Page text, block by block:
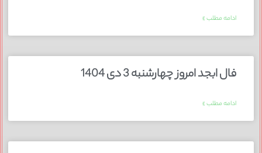
ادامه مطلب »
فال ابجد امروز چهارشنبه 3 دی 1404
ادامه مطلب »